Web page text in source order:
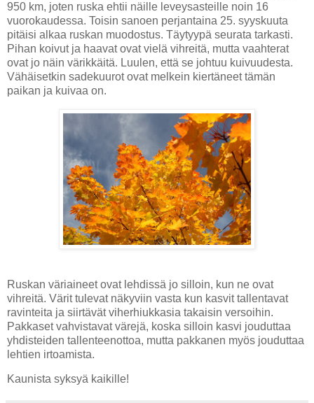
950 km, joten ruska ehtii näille leveysasteille noin 16
vuorokaudessa. Toisin sanoen perjantaina 25. syyskuuta
pitäisi alkaa ruskan muodostus. Täytyypä seurata tarkasti.
Pihan koivut ja haavat ovat vielä vihreitä, mutta vaahterat
ovat jo näin värikkäitä. Luulen, että se johtuu kuivuudesta.
Vähäisetkin sadekuurot ovat melkein kiertäneet tämän
paikan ja kuivaa on.
Ruskan väriaineet ovat lehdissä jo silloin, kun ne ovat
vihreitä. Värit tulevat näkyviin vasta kun kasvit tallentavat
ravinteita ja siirtävät viherhiukkasia takaisin versoihin.
Pakkaset vahvistavat värejä, koska silloin kasvi jouduttaa
yhdisteiden tallenteenottoa, mutta pakkanen myös jouduttaa
lehtien irtoamista.
Kaunista syksyä kaikille!